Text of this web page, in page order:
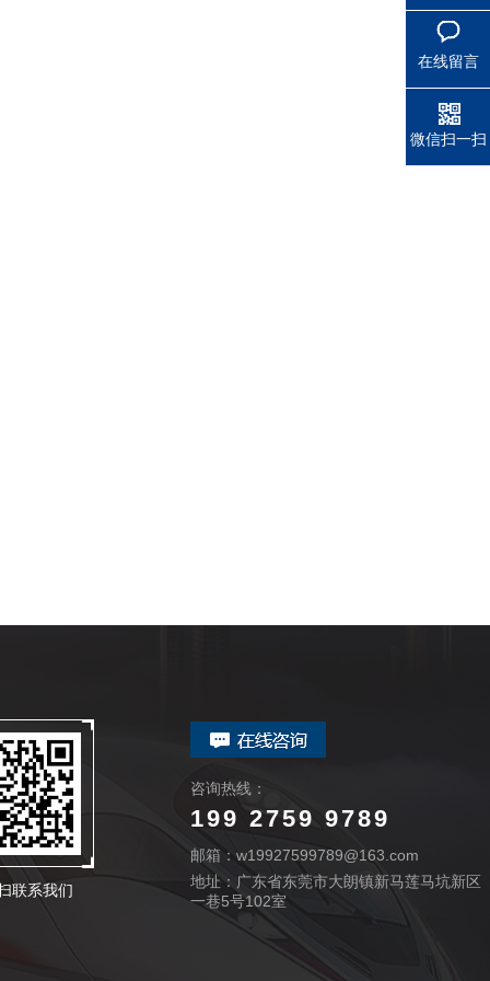
联系我们
咨询热线：
199 2759 9789
邮箱：w19927599789@163.com
地址：广东省东莞市大朗镇新马莲马坑新区
一巷5号102室
在线留言
微信扫一扫